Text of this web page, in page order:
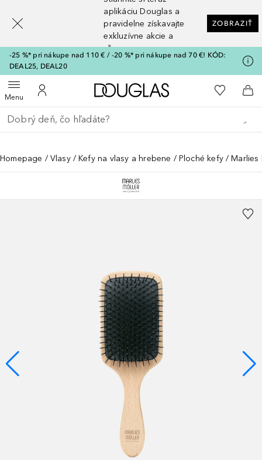
aplikáciu Douglas a
pravidelne získavajte
exkluzívne akcie a
zľavy
ZOBRAZIŤ
-25 %* pri nákupe nad 110 € / -20 %* pri nákupe nad 70 €! KÓD:
DEAL25, DEAL20
MenuOtvoriť menuDo môjho účtu
Domov Do môjho
Do
Choď späť
Vykonajte vyhľadávanie
Homepage Vlasy Kefy na vlasy a hrebene Ploché kefy Marlies
[navigation.slideout.screenreader]